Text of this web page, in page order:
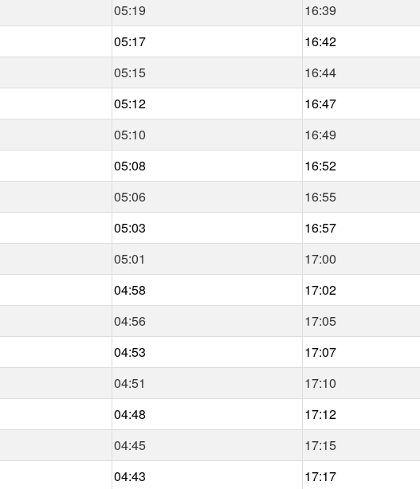
05:19
16:39
05:17
16:42
05:15
16:44
05:12
16:47
05:10
16:49
05:08
16:52
05:06
16:55
05:03
16:57
05:01
17:00
04:58
17:02
04:56
17:05
04:53
17:07
04:51
17:10
04:48
17:12
04:45
17:15
04:43 17:17